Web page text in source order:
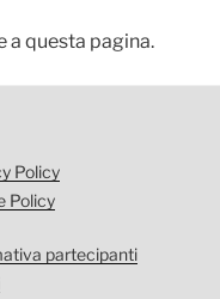
a questa pagina.
Policy
Policy
partecipanti